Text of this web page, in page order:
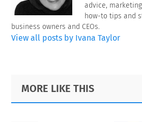
advice,
how-to tips and
business owners and CEOs.
View all posts by Ivana Taylor
Primary
Sidebar
Footer
MORE LIKE THIS